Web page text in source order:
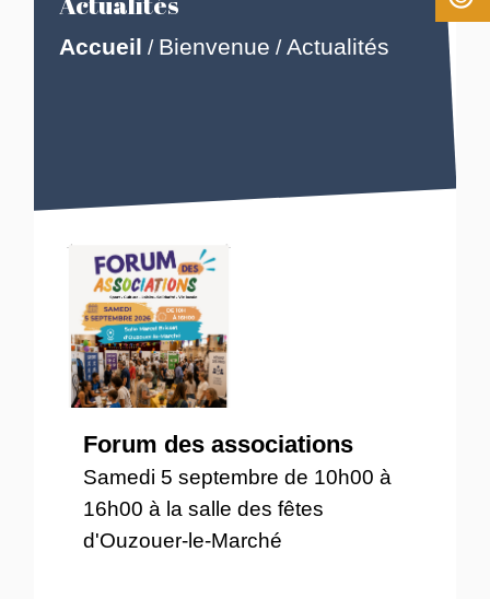
Accueil / Bienvenue /Actualités
Forum des associations
Samedi 5 septembre de 10h00 à
16h00 à la salle des fêtes
d'Ouzouer-le-Marché